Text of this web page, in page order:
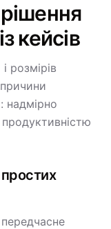
кейсів
розмірів
надмірно
простих